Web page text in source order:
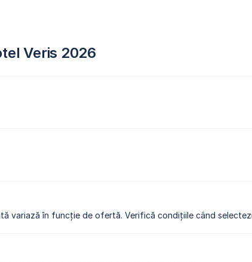
Veris 2026
variază în funcție de ofertă. Verifică condițiile când